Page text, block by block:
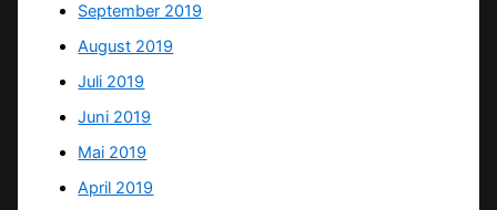
September 2019
August 2019
Juli 2019
Juni 2019
Mai 2019
April 2019